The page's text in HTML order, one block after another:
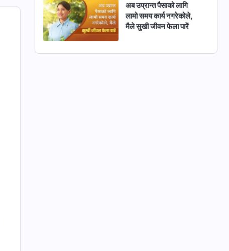
अब उप्रान्त पैसाको लागि
लामो समय कार्य नगरेकोले,
मैले सुखी जीवन फेला पारें